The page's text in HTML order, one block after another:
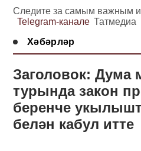
Следите за самым важным
Telegram-канале Татмедиа
Хәбәрләр
Заголовок: Дума
турында закон
беренче
белән кабул итте